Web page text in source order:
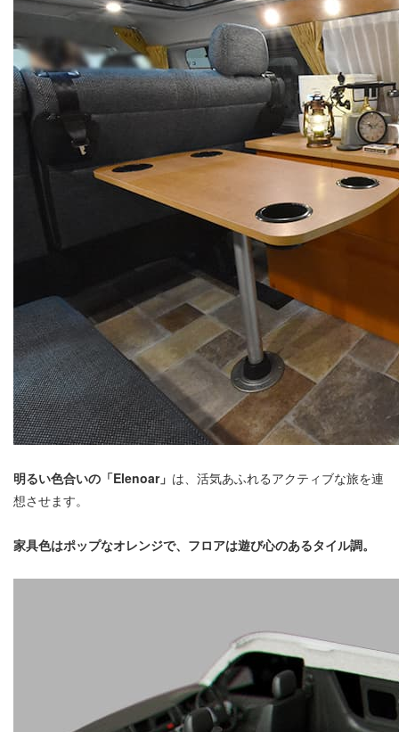
明るい色合いの「Elenoar」 は、活気あふれるアクティブな旅を連
想させます。
家具色はポップなオレンジで、フロアは遊び心のあるタイル調。